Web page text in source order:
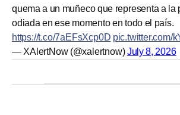
quema a un muñeco que representa a la
odiada en ese momento en todo el país.
https://t.co/7aEFsXcp0D pic.twitter.com/
— XAlertNow (@xalertnow)July 8, 2026